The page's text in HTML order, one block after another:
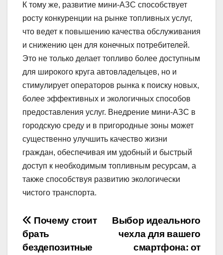
К тому же, развитие мини-АЗС способствует
росту конкуренции на рынке топливных услуг,
что ведет к повышению качества обслуживания
и снижению цен для конечных потребителей.
Это не только делает топливо более доступным
для широкого круга автовладельцев, но и
стимулирует операторов рынка к поиску новых,
более эффективных и экологичных способов
предоставления услуг. Внедрение мини-АЗС в
городскую среду и в пригородные зоны может
существенно улучшить качество жизни
граждан, обеспечивая им удобный и быстрый
доступ к необходимым топливным ресурсам, а
также способствуя развитию экологически
чистого транспорта.
Навігація
записів
Выбор идеального
чехла для вашего
смартфона: от
Почему стоит
брать
бездепозитные